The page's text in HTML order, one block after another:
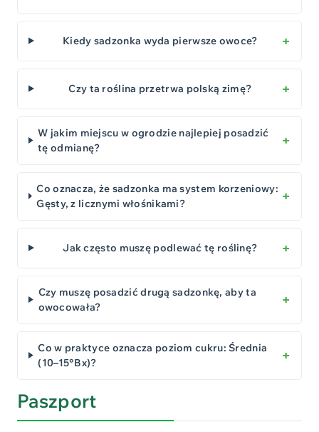
Kiedy sadzonka wyda pierwsze owoce?
Czy ta roślina przetrwa polską zimę?
W jakim miejscu w ogrodzie najlepiej posadzić
tę odmianę?
Co oznacza, że sadzonka ma system korzeniowy:
Gęsty, z licznymi włośnikami?
Jak często muszę podlewać tę roślinę?
Czy muszę posadzić drugą sadzonkę, aby ta
owocowała?
Co w praktyce oznacza poziom cukru: Średnia
(10–15°Bx)?
Paszport